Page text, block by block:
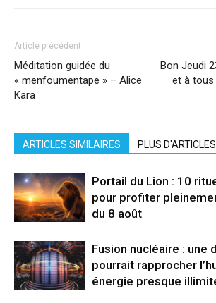
Article précédent
Méditation guidée du
« menfoumentape » – Alice
Kara
Bon Jeudi
et à tous
ARTICLES SIMILAIRES PLUS D'ARTICLES
Portail du Lion : 10
pour profiter
du 8 août
Fusion nucléaire : une
pourrait rapprocher
énergie presque